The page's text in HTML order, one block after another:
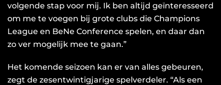
volgende stap voor mij. Ik ben altijd geïnteresseerd
om me te voegen bij grote clubs die Champions
League en BeNe Conference spelen, en daar dan
zo ver mogelijk mee te gaan.”
Het komende seizoen kan er van alles gebeuren,
zegt de zesentwintigjarige spelverdeler. “Als een